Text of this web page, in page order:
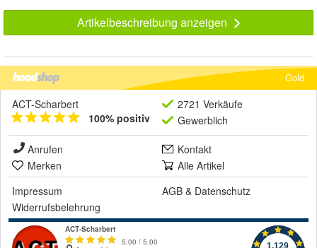
Artikelbeschreibung anzeigen
Gold
ACT-Scharbert
100% positiv
2721 Verkäufe
Gewerblich
Anrufen
Kontakt
Merken
Alle Artikel
Impressum
AGB & Datenschutz
Widerrufsbelehrung